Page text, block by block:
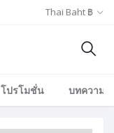
Thai Baht ฿
โปรโมชั่น บทความ/